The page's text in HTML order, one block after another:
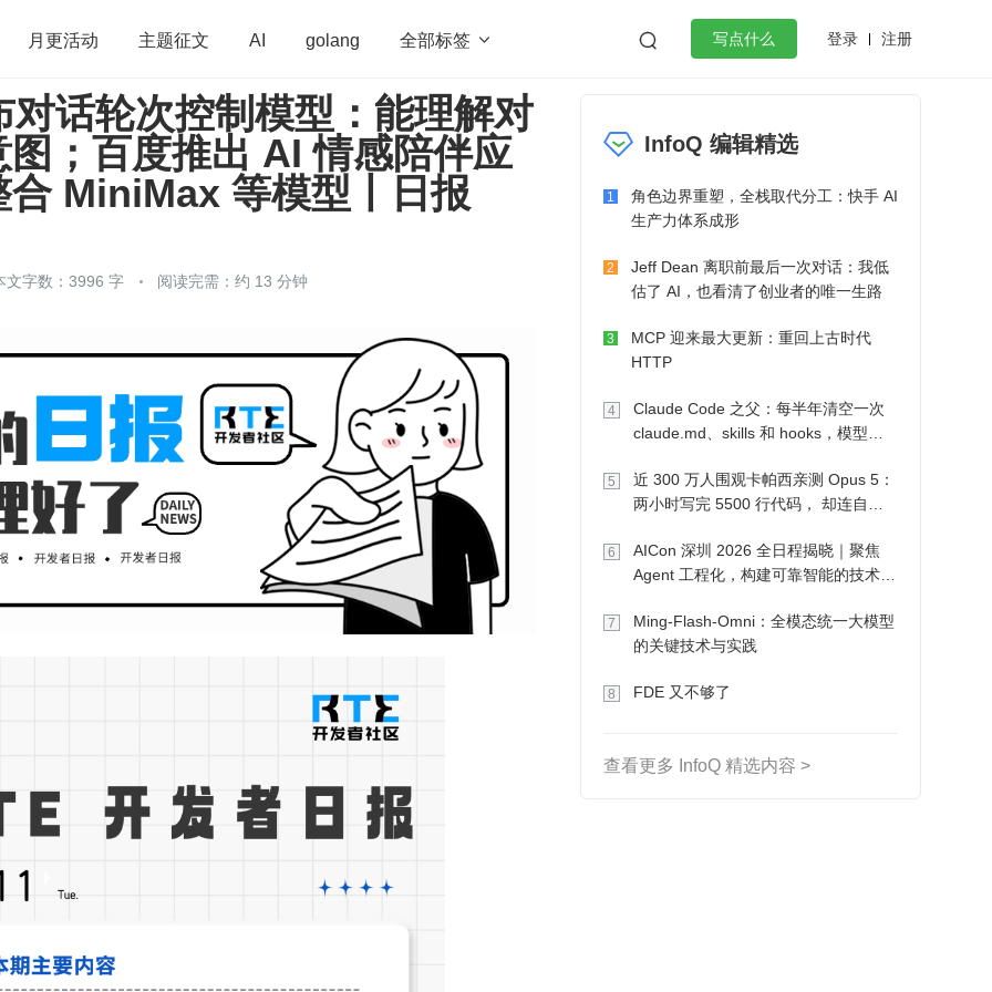
月更活动 主题征文 AI golang 全部标签   写点什么 登录 注册
算法 学习方法 Web3.0 高效工作
员 运维 深度思考 低代码 redis golang 微服务架构 flutter
对话轮次控制模型：能理解对
；百度推出 AI 情感陪伴应
合 MiniMax 等模型丨日报
文字数：3996 字 阅读完需：约 13 分钟
InfoQ 编辑精选
1
角色边界重塑，全栈取代分工：快手 AI
生产力体系成形
2
Jeff Dean 离职前最后一次对话：我低
估了 AI，也看清了创业者的唯一生路
3
MCP 迎来最大更新：重回上古时代
HTTP
4
Claude Code 之父：每半年清空一次
claude.md、skills 和 hooks，模型自
5
近 300 万人围观卡帕西亲测 Opus 5：
两小时写完 5500 行代码， 却连自己
6
AICon 深圳 2026 全日程揭晓｜聚焦
Agent 工程化，构建可靠智能的技术路
7
Ming-Flash-Omni：全模态统一大模型
的关键技术与实践
8 FDE 又不够了
查看更多 InfoQ 精选内容 >